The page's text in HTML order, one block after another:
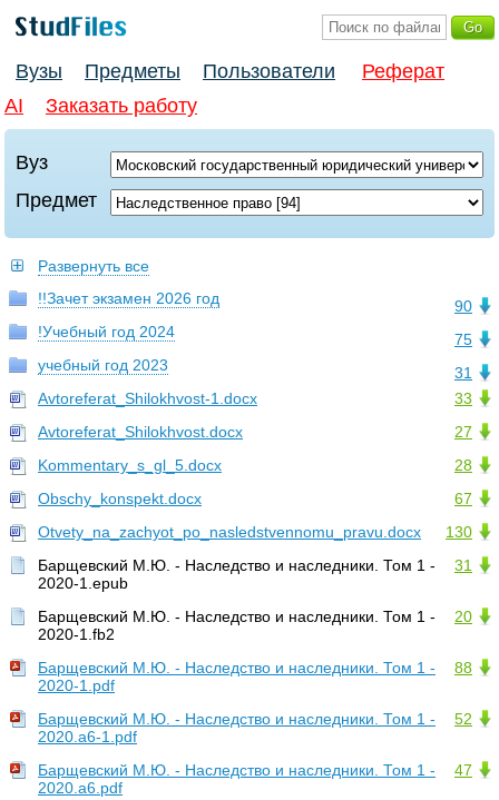
Вузы Предметы Пользователи
Реферат
AI
Заказать работу
Вуз
Предмет
Развернуть все
90
!!Зачет экзамен 2026 год
75
!Учебный год 2024
31
учебный год 2023
33
Avtoreferat_Shilokhvost-1.docx
27
Avtoreferat_Shilokhvost.docx
28
Kommentary_s_gl_5.docx
67
Obschy_konspekt.docx
130
Otvety_na_zachyot_po_nasledstvennomu_pravu.docx
31
Барщевский М.Ю. - Наследство и наследники. Том 1 -
2020-1.epub
20
Барщевский М.Ю. - Наследство и наследники. Том 1 -
2020-1.fb2
88
Барщевский М.Ю. - Наследство и наследники. Том 1 -
2020-1.pdf
52
Барщевский М.Ю. - Наследство и наследники. Том 1 -
2020.a6-1.pdf
47
Барщевский М.Ю. - Наследство и наследники. Том 1 -
2020.a6.pdf